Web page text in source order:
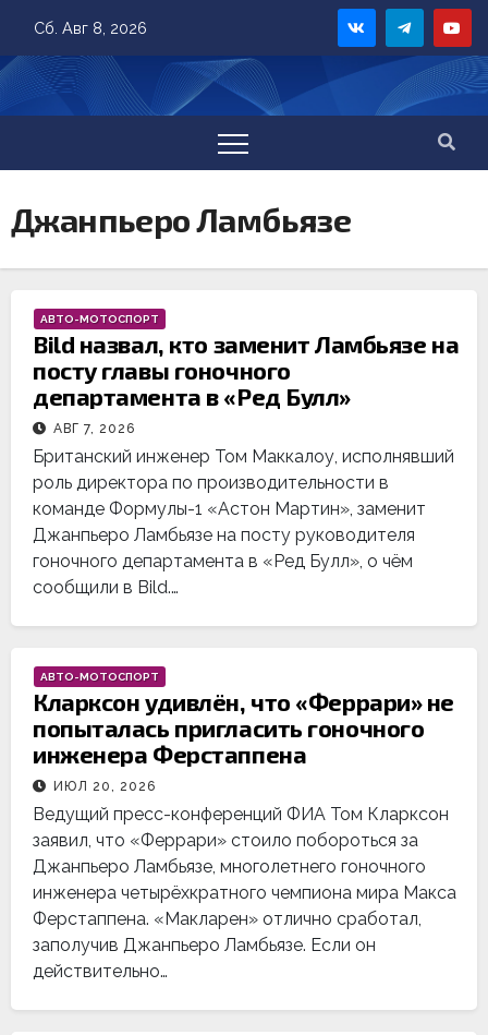
content
Сб. Авг 8, 2026
Джанпьеро Ламбьязе
АВТО-МОТОСПОРТ
Bild назвал, кто заменит Ламбьязе на
посту главы гоночного
департамента в «Ред Булл»
АВГ 7, 2026
Британский инженер Том Маккалоу, исполнявший
роль директора по производительности в
команде Формулы-1 «Астон Мартин», заменит
Джанпьеро Ламбьязе на посту руководителя
гоночного департамента в «Ред Булл», о чём
сообщили в Bild.…
АВТО-МОТОСПОРТ
Кларксон удивлён, что «Феррари» не
попыталась пригласить гоночного
инженера Ферстаппена
ИЮЛ 20, 2026
Ведущий пресс-конференций ФИА Том Кларксон
заявил, что «Феррари» стоило побороться за
Джанпьеро Ламбьязе, многолетнего гоночного
инженера четырёхкратного чемпиона мира Макса
Ферстаппена. «Макларен» отлично сработал,
заполучив Джанпьеро Ламбьязе. Если он
действительно…